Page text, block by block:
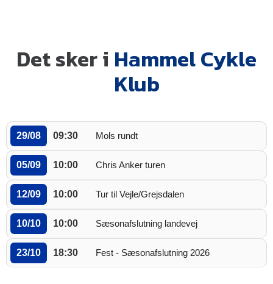
Det sker i Hammel Cykle
Klub
29/08 09:30 Mols rundt
05/09 10:00 Chris Anker turen
12/09 10:00 Tur til Vejle/Grejsdalen
10/10 10:00 Sæsonafslutning landevej
23/10 18:30 Fest - Sæsonafslutning 2026